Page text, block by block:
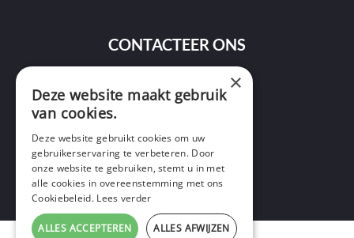
CONTACTEER ONS
9400 Ninove
+32 495 69 32 72
×
Deze website maakt gebruik
van cookies.
Deze website gebruikt cookies om uw
gebruikerservaring te verbeteren. Door
onze website te gebruiken, stemt u in met
alle cookies in overeenstemming met ons
Cookiebeleid. Lees verder
ALLES ACCEPTEREN ALLES AFWIJZEN